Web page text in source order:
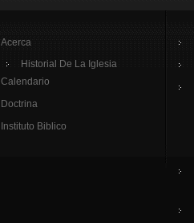
Acerca
Historial De La Iglesia
Calendario
Doctrina
Instituto Biblico